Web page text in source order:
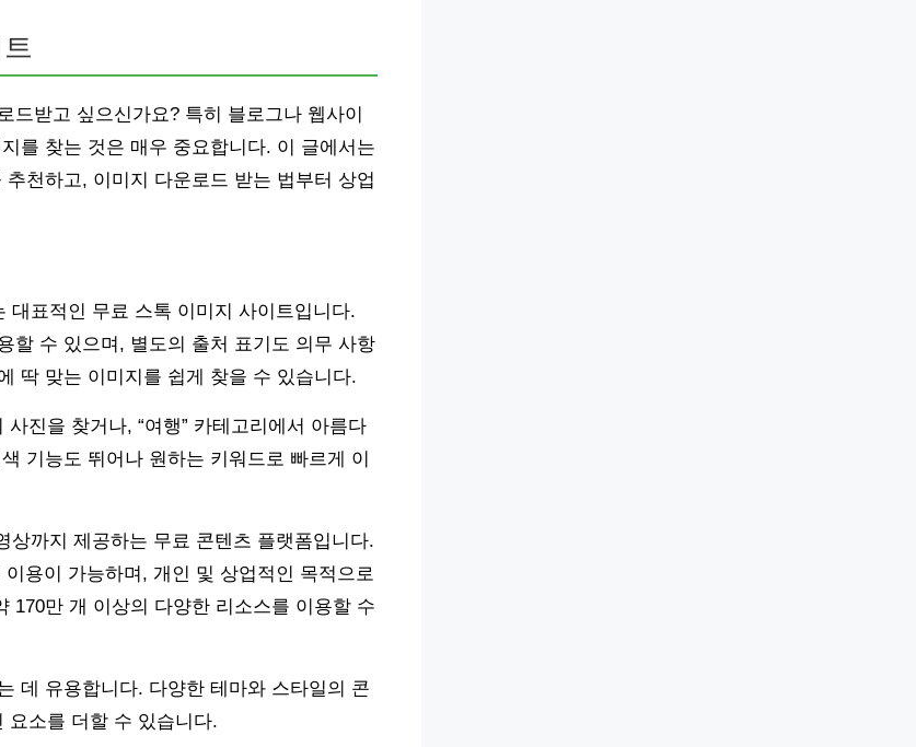
받고 싶으신가요? 특히 블로그나 웹사이
를 찾는 것은 매우 중요합니다. 이 글에서는
천하고, 이미지 다운로드 받는 법부터 상업
대표적인 무료 스톡 이미지 사이트입니다.
할 수 있으며, 별도의 출처 표기도 의무 사항
딱 맞는 이미지를 쉽게 찾을 수 있습니다.
진을 찾거나, “여행” 카테고리에서 아름다
기능도 뛰어나 원하는 키워드로 빠르게 이
상까지 제공하는 무료 콘텐츠 플랫폼입니다.
용이 가능하며, 개인 및 상업적인 목적으로
170만 개 이상의 다양한 리소스를 이용할 수
데 유용합니다. 다양한 테마와 스타일의 콘
요소를 더할 수 있습니다.